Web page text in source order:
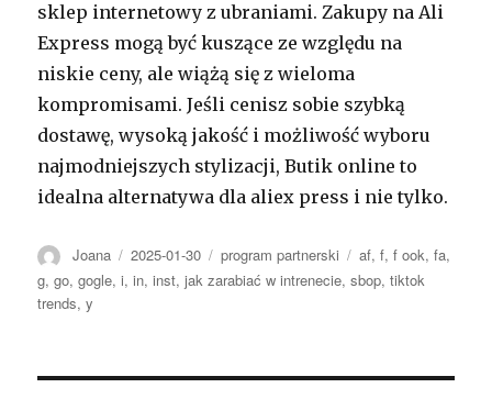
sklep internetowy z ubraniami. Zakupy na Ali
Express mogą być kuszące ze względu na
niskie ceny, ale wiążą się z wieloma
kompromisami. Jeśli cenisz sobie szybką
dostawę, wysoką jakość i możliwość wyboru
najmodniejszych stylizacji, Butik online to
idealna alternatywa dla aliex press i nie tylko.
Autor
Joana Opublikowano
2025-01-30 Kategorie
program partnerski Tagi
af,f,f ook,fa,
g,go,gogle,i,in,inst,jak zarabiać w intrenecie,sbop,tiktok
trends,y